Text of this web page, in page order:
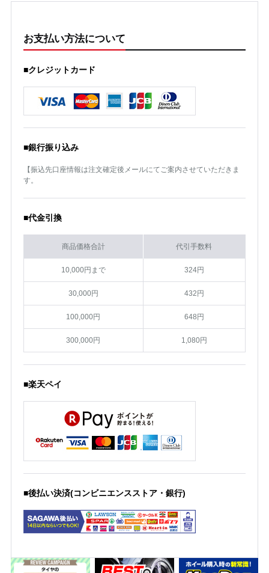
お支払い方法について
■クレジットカード
■銀行振り込み
【振込先口座情報は注文確定後メールにてご案内させていただきま
す。
■代金引換
商品価格合計 代引手数料
10,000円まで 324円
30,000円 432円
100,000円 648円
300,000円 1,080円
■楽天ペイ
■後払い決済(コンビニエンスストア・銀行)